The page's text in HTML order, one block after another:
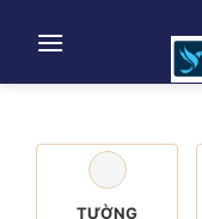
TƯỜNG